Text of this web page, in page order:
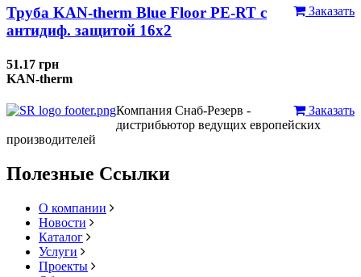
Заказать
Труба KAN-therm Blue Floor PE-RT с
антидиф. защитой 16х2
51.17 грн
KAN-therm
Заказать
Компания Снаб-Резерв -
дистрибьютор ведущих европейских
производителей
Полезные Ссылки
О компании
Новости
Каталог
Услуги
Проекты